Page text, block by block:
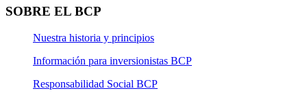
SOBRE EL BCP
Nuestra historia y principios
Información para inversionistas BCP
Responsabilidad Social BCP